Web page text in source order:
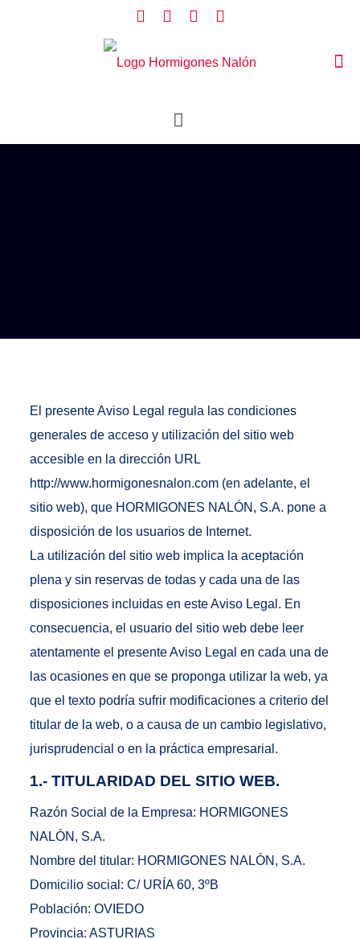
El presente Aviso Legal regula las condiciones
generales de acceso y utilización del sitio web
accesible en la dirección URL
http://www.hormigonesnalon.com (en adelante, el
sitio web), que HORMIGONES NALÓN, S.A. pone a
disposición de los usuarios de Internet.
La utilización del sitio web implica la aceptación
plena y sin reservas de todas y cada una de las
disposiciones incluidas en este Aviso Legal. En
consecuencia, el usuario del sitio web debe leer
atentamente el presente Aviso Legal en cada una de
las ocasiones en que se proponga utilizar la web, ya
que el texto podría sufrir modificaciones a criterio del
titular de la web, o a causa de un cambio legislativo,
jurisprudencial o en la práctica empresarial.
1.- TITULARIDAD DEL SITIO WEB.
Razón Social de la Empresa: HORMIGONES
NALÓN, S.A.
Nombre del titular: HORMIGONES NALÓN, S.A.
Domicilio social: C/ URÍA 60, 3ºB
Población: OVIEDO
Provincia: ASTURIAS